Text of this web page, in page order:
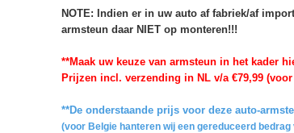
NOTE: Indien er in uw auto af fabriek/af
armsteun daar NIET op monteren!!!
**Maak uw keuze van armsteun in het kader
Prijzen incl. verzending in NL v/a €79,99
**De onderstaande prijs voor deze auto-
(voor Belgie hanteren wij een gereduceerd bedrag